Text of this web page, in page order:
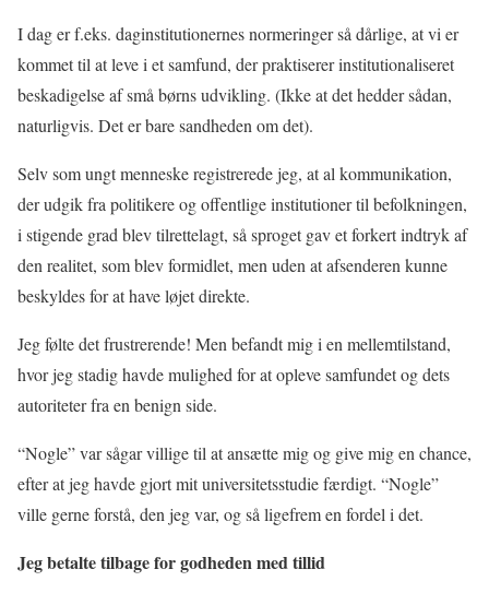
I dag er f.eks. daginstitutionernes normeringer så dårlige, at vi er
kommet til at leve i et samfund, der praktiserer institutionaliseret
beskadigelse af små børns udvikling. (Ikke at det hedder sådan,
naturligvis. Det er bare sandheden om det).
Selv som ungt menneske registrerede jeg, at al kommunikation,
der udgik fra politikere og offentlige institutioner til befolkningen,
i stigende grad blev tilrettelagt, så sproget gav et forkert indtryk af
den realitet, som blev formidlet, men uden at afsenderen kunne
beskyldes for at have løjet direkte.
Jeg følte det frustrerende! Men befandt mig i en mellemtilstand,
hvor jeg stadig havde mulighed for at opleve samfundet og dets
autoriteter fra en benign side.
“Nogle” var sågar villige til at ansætte mig og give mig en chance,
efter at jeg havde gjort mit universitetsstudie færdigt. “Nogle”
ville gerne forstå, den jeg var, og så ligefrem en fordel i det.
Jeg betalte tilbage for godheden med tillid